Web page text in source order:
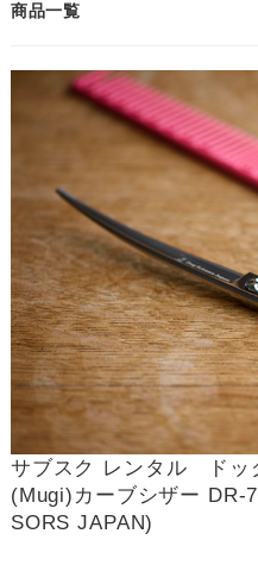
商品一覧
サブスク レンタル ドッ
(Mugi)カーブシザー DR-
SORS JAPAN)